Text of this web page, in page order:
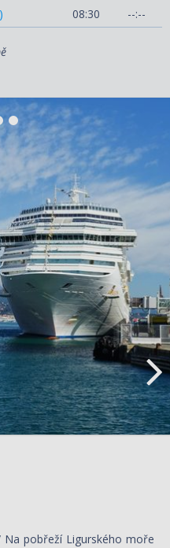
08:30 --:--
Na pobřeží Ligurského moře